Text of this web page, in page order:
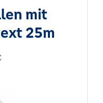
mit
25m